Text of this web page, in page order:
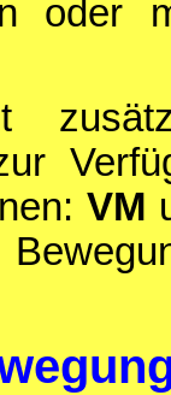
oder
VM